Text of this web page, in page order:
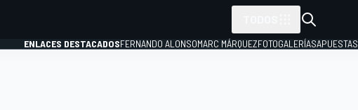
ENLACES DESTACADOSFERNANDO ALONSOMARC MÁRQUEZFOTOGALERÍASAPUESTAS